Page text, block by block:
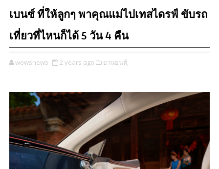
เบนซ์ ที่ให้ลูกๆ พาคุณแม่ไปเทสไดรฟ์ ขับรถ
เที่ยวที่ไหนก็ได้ 5 วัน 4 คืน
wowsnews 2 years ago ยานยนต์,